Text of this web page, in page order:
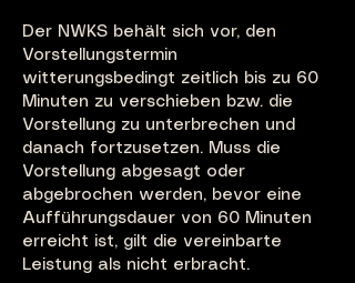
Der NWKS behält sich vor, den
Vorstellungstermin
witterungsbedingt zeitlich bis zu 60
Minuten zu verschieben bzw. die
Vorstellung zu unterbrechen und
danach fortzusetzen. Muss die
Vorstellung abgesagt oder
abgebrochen werden, bevor eine
Aufführungsdauer von 60 Minuten
erreicht ist, gilt die vereinbarte
Leistung als nicht erbracht.